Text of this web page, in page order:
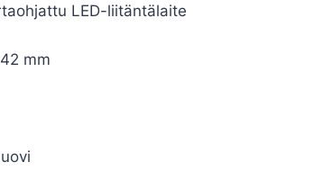
LED-liitäntälaite
mm